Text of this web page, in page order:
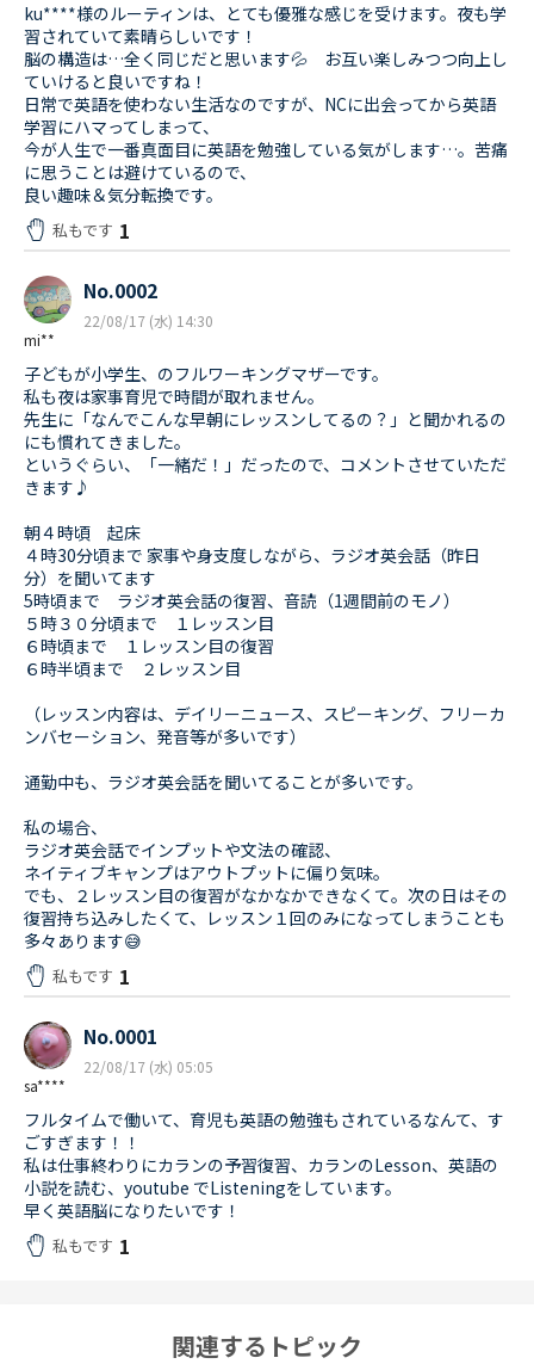
ku****様のルーティンは、とても優雅な感じを受けます。夜も学
習されていて素晴らしいです！
脳の構造は…全く同じだと思います💦 お互い楽しみつつ向上し
ていけると良いですね！
日常で英語を使わない生活なのですが、NCに出会ってから英語
学習にハマってしまって、
今が人生で一番真面目に英語を勉強している気がします…。苦痛
に思うことは避けているので、
良い趣味＆気分転換です。
私もです 1
mi**
No.0002
22/08/17 (水) 14:30
子どもが小学生、のフルワーキングマザーです。
私も夜は家事育児で時間が取れません。
先生に「なんでこんな早朝にレッスンしてるの？」と聞かれるの
にも慣れてきました。
というぐらい、「一緒だ！」だったので、コメントさせていただ
きます♪
朝４時頃 起床
４時30分頃まで 家事や身支度しながら、ラジオ英会話（昨日
分）を聞いてます
5時頃まで ラジオ英会話の復習、音読（1週間前のモノ）
５時３０分頃まで １レッスン目
６時頃まで １レッスン目の復習
６時半頃まで ２レッスン目
（レッスン内容は、デイリーニュース、スピーキング、フリーカ
ンバセーション、発音等が多いです）
通勤中も、ラジオ英会話を聞いてることが多いです。
私の場合、
ラジオ英会話でインプットや文法の確認、
ネイティブキャンプはアウトプットに偏り気味。
でも、２レッスン目の復習がなかなかできなくて。次の日はその
復習持ち込みしたくて、レッスン１回のみになってしまうことも
多々あります😅
私もです 1
sa****
No.0001
22/08/17 (水) 05:05
フルタイムで働いて、育児も英語の勉強もされているなんて、す
ごすぎます！！
私は仕事終わりにカランの予習復習、カランのLesson、英語の
小説を読む、youtube でListeningをしています。
早く英語脳になりたいです！
私もです 1
関連するトピック